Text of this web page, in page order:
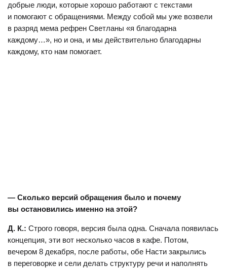
добрые люди, которые хорошо работают с текстами
и помогают с обращениями. Между собой мы уже возвели
в разряд мема рефрен Светланы «я благодарна
каждому…», но и она, и мы действительно благодарны
каждому, кто нам помогает.
— Сколько версий обращения было и почему
вы остановились именно на этой?
Д. К.: Строго говоря, версия была одна. Сначала появилась
концепция, эти вот несколько часов в кафе. Потом,
вечером 8 декабря, после работы, обе Насти закрылись
в переговорке и сели делать структуру речи и наполнять